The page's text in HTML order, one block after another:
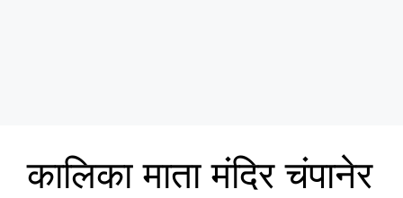
कालिका माता मंदिर चंपानेर